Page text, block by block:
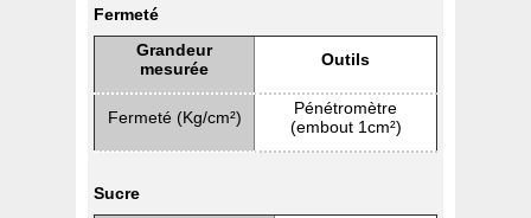
Fermeté
Grandeur
mesurée
Outils
Fermeté (Kg/cm²)
Pénétromètre
(embout 1cm²)
Sucre